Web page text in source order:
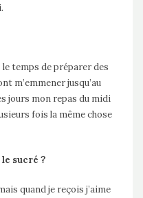
le temps de préparer des
m’emmener jusqu’au
jours mon repas du midi
fois la même chose
sucré ?
quand je reçois j’aime